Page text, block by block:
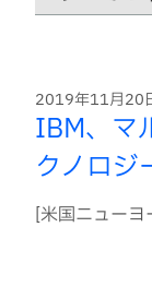
2019年11月20
IBM、マ
クノロジ
[米国ニュー